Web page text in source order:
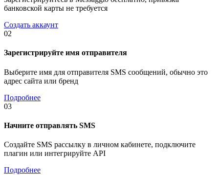
банковской карты не требуется
Создать аккаунт
02
Зарегистрируйте имя отправителя
Выберите имя для отправителя SMS сообщений, обычно это
адрес сайта или бренд
Подробнее
03
Начните отправлять SMS
Создайте SMS рассылку в личном кабинете, подключите
плагин или интегрируйте API
Подробнее